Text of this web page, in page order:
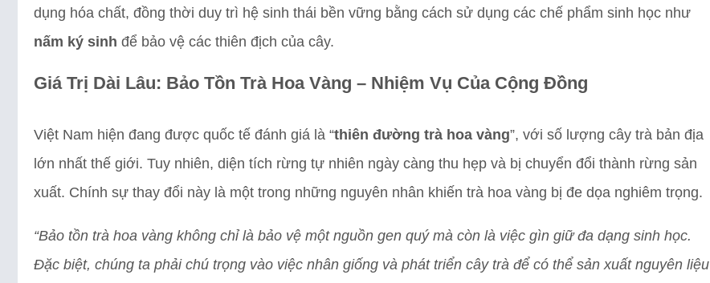
dụng hóa chất, đồng thời duy trì hệ sinh thái bền vững bằng cách sử dụng các chế phẩm sinh học như
nấm ký sinh để bảo vệ các thiên địch của cây.
Giá Trị Dài Lâu: Bảo Tồn Trà Hoa Vàng – Nhiệm Vụ Của Cộng Đồng
Việt Nam hiện đang được quốc tế đánh giá là “thiên đường trà hoa vàng”, với số lượng cây trà bản địa
lớn nhất thế giới. Tuy nhiên, diện tích rừng tự nhiên ngày càng thu hẹp và bị chuyển đổi thành rừng sản
xuất. Chính sự thay đổi này là một trong những nguyên nhân khiến trà hoa vàng bị đe dọa nghiêm trọng.
“Bảo tồn trà hoa vàng không chỉ là bảo vệ một nguồn gen quý mà còn là việc gìn giữ đa dạng sinh học.
Đặc biệt, chúng ta phải chú trọng vào việc nhân giống và phát triển cây trà để có thể sản xuất nguyên liệu